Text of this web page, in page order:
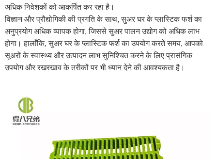
अधिक निवेशकों को आकर्षित कर रहा है।
विज्ञान और प्रौद्योगिकी की प्रगति के साथ, सुअर घर के प्लास्टिक फर्श का
अनुप्रयोग अधिक व्यापक होगा, जिससे सुअर पालन उद्योग को अधिक लाभ
होगा। हालाँकि, सुअर घर के प्लास्टिक फर्श का उपयोग करते समय, आपको
सूअरों के स्वास्थ्य और उत्पादन लाभ सुनिश्चित करने के लिए प्रासंगिक
उपयोग और रखरखाव के तरीकों पर भी ध्यान देने की आवश्यकता है।